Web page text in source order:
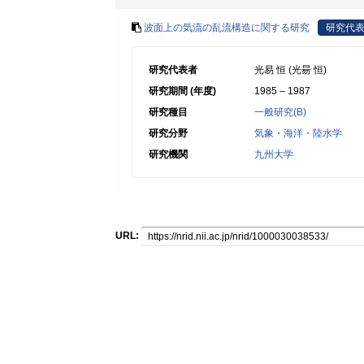
波面上の気流の乱流構造に関する研究 研究代
研究代表者
光易 恒 (光昜 恒)
研究期間 (年度)
1985 – 1987
研究種目
一般研究(B)
研究分野
気象・海洋・陸水学
研究機関
九州大学
URL: